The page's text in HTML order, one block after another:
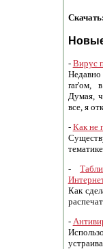
Скачать:
- Вирус
rar'ом,
Думая,
все, я
- Как не
-
Как
-